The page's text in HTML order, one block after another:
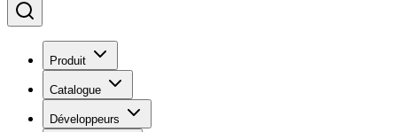
Produit
Catalogue
Développeurs